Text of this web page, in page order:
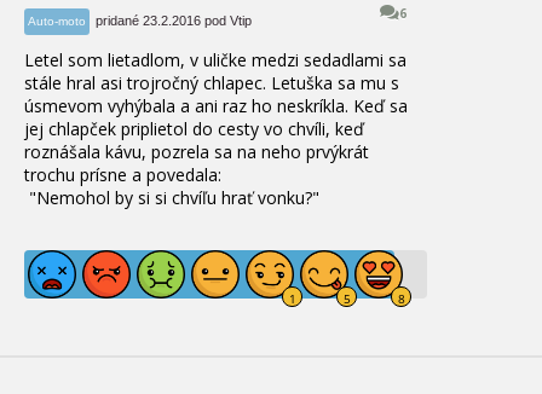
6
Auto-moto pridané 23.2.2016 pod Vtip
Letel som lietadlom, v uličke medzi sedadlami sa
stále hral asi trojročný chlapec. Letuška sa mu s
úsmevom vyhýbala a ani raz ho neskríkla. Keď sa
jej chlapček priplietol do cesty vo chvíli, keď
roznášala kávu, pozrela sa na neho prvýkrát
trochu prísne a povedala:
"Nemohol by si si chvíľu hrať vonku?"